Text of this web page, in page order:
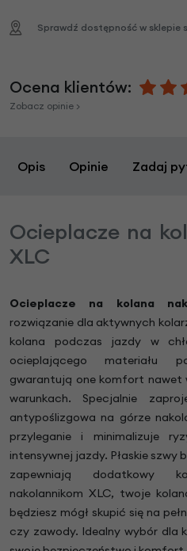
Sprawdź dostępność w sklepie
Ocena klientów:
Zobacz opinie >
Opis Opinie Zadaj
Ocieplacze na
XLC
Ocieplacze na kolana
rozwiązanie dla aktywnych
kolana podczas jazdy w
ocieplającego materiału
gwarantują one komfort nawet
warunkach. Specjalnie
antypoślizgowa na górze
przyleganie i minimalizuje
intensywnej jazdy. Płaskie szwy
zapewniają dodatkowy
nakolannikom XLC, twoje
będziesz mógł skupić się na
czy zawody. Idealny wybór dla